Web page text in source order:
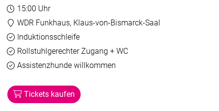
Uhrzeit:
15:00 Uhr
Veranstaltungsort:
WDR Funkhaus, Klaus-von-Bismarck-Saal
Barrierefreiheit
InduktionsschleifeVerfügbar
Rollstuhlgerechter Zugang + WCVerfügbar
Assistenzhunde willkommen
Tickets kaufen